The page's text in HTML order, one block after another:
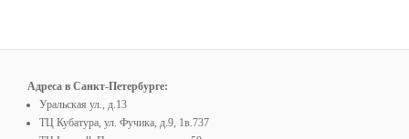
Адреса в Санкт-Петербурге:
Уральская ул., д.13
ТЦ Кубатура, ул. Фучика, д.9, 1в.737